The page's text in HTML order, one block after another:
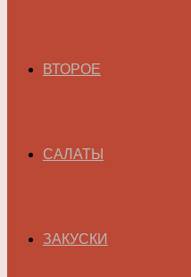
ВТОРОЕ
САЛАТЫ
ЗАКУСКИ